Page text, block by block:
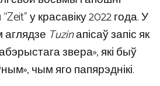
у красавіку 2022 года. У
Tuzinапісаў запіс як
звера», які быў
чым яго папярэднікі.